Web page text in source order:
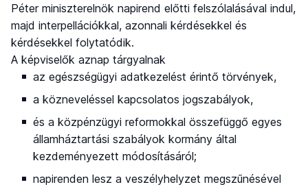
Péter miniszterelnök napirend előtti felszólalásával indul,
majd interpellációkkal, azonnali kérdésekkel és
kérdésekkel folytatódik.
A képviselők aznap tárgyalnak
az egészségügyi adatkezelést érintő törvények,
a közneveléssel kapcsolatos jogszabályok,
és a közpénzügyi reformokkal összefüggő egyes
államháztartási szabályok kormány által
kezdeményezett módosításáról;
napirenden lesz a veszélyhelyzet megszűnésével